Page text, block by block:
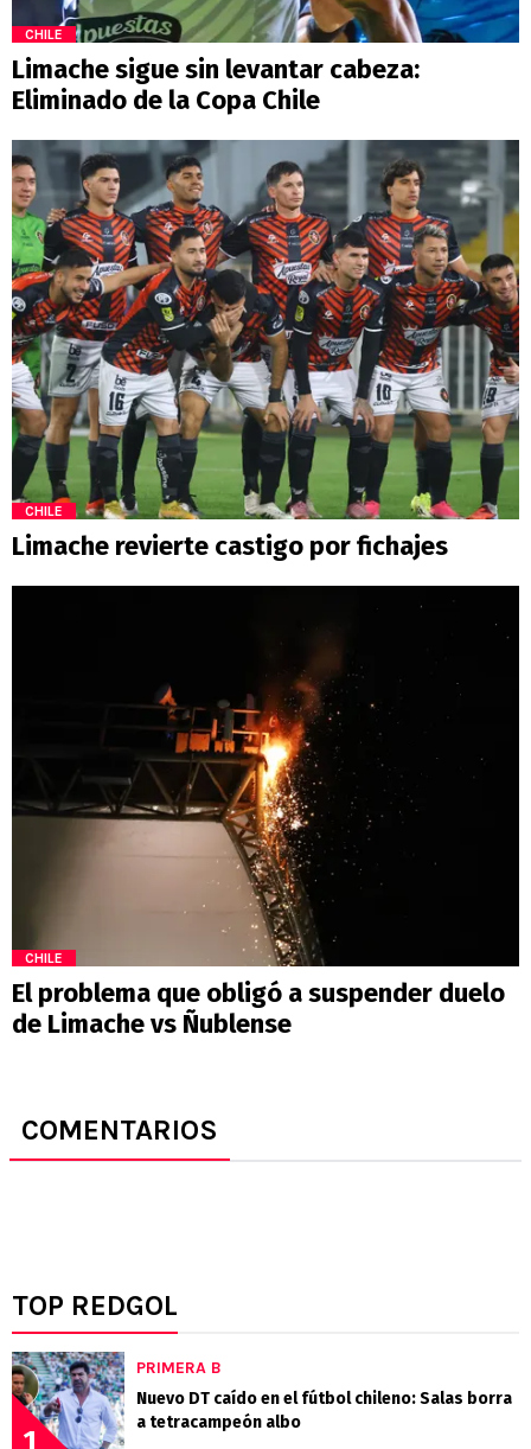
CHILE
Limache sigue sin levantar cabeza:
Eliminado de la Copa Chile
CHILE
Limache revierte castigo por fichajes
CHILE
El problema que obligó a suspender duelo
de Limache vs Ñublense
COMENTARIOS
TOP REDGOL
1
PRIMERA B
Nuevo DT caído en el fútbol chileno: Salas borra
a tetracampeón albo